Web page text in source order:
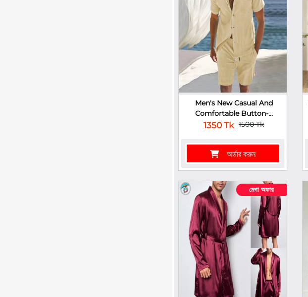
Men's New Casual And
Comfortable Button-...
1350 Tk 1500 Tk
অর্ডার করুন
মেগা অফার